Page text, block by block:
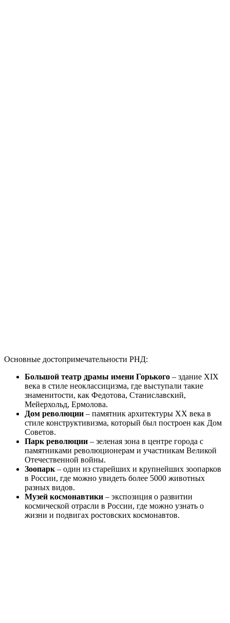
Основные достопримечательности РНД:
Большой театр драмы имени Горького – здание XIX
века в стиле неоклассицизма, где выступали такие
знаменитости, как Федотова, Станиславский,
Мейерхольд, Ермолова.
Дом революции – памятник архитектуры XX века в
стиле конструктивизма, который был построен как Дом
Советов.
Парк революции – зеленая зона в центре города с
памятниками революционерам и участникам Великой
Отечественной войны.
Зоопарк– один из старейших и крупнейших зоопарков
в России, где можно увидеть более 5000 животных
разных видов.
Музей космонавтики – экспозиция о развитии
космической отрасли в России, где можно узнать о
жизни и подвигах ростовских космонавтов.